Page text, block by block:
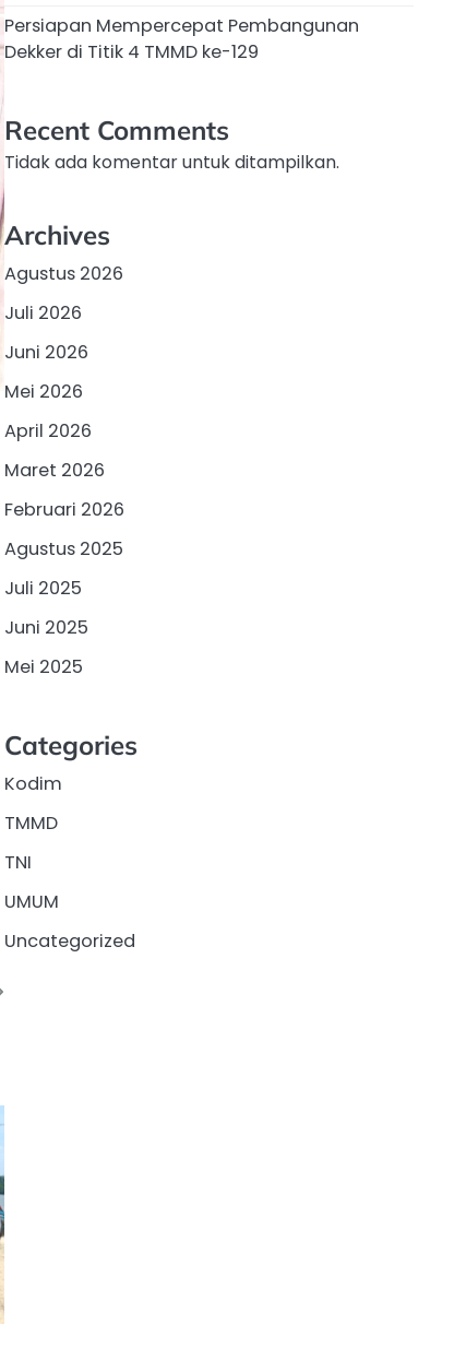
Persiapan Mempercepat Pembangunan
Dekker di Titik 4 TMMD ke-129
Recent Comments
Tidak ada komentar untuk ditampilkan.
Archives
Agustus 2026
Juli 2026
Juni 2026
Mei 2026
April 2026
Maret 2026
Februari 2026
Agustus 2025
Juli 2025
Juni 2025
Mei 2025
Categories
Kodim
TMMD
TNI
UMUM
Uncategorized